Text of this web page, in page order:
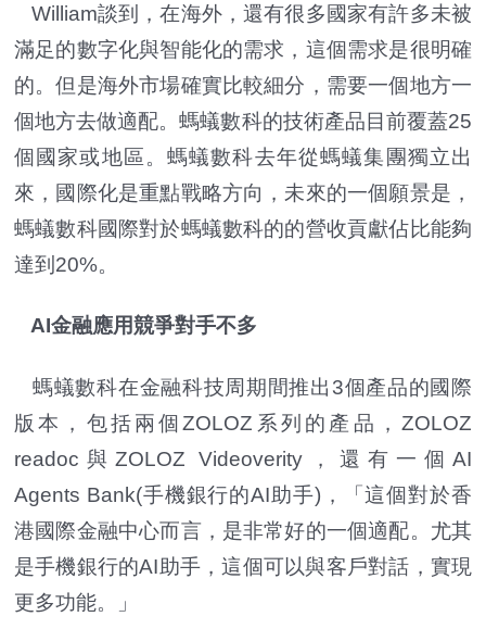
William談到，在海外，還有很多國家有許多未被
滿足的數字化與智能化的需求，這個需求是很明確
的。但是海外市場確實比較細分，需要一個地方一
個地方去做適配。螞蟻數科的技術產品目前覆蓋25
個國家或地區。螞蟻數科去年從螞蟻集團獨立出
來，國際化是重點戰略方向，未來的一個願景是，
螞蟻數科國際對於螞蟻數科的的營收貢獻佔比能夠
達到20%。
AI金融應用競爭對手不多
螞蟻數科在金融科技周期間推出3個產品的國際
版本，包括兩個ZOLOZ系列的產品，ZOLOZ
readoc與ZOLOZ Videoverity，還有一個AI
Agents Bank(手機銀行的AI助手)，「這個對於香
港國際金融中心而言，是非常好的一個適配。尤其
是手機銀行的AI助手，這個可以與客戶對話，實現
更多功能。」